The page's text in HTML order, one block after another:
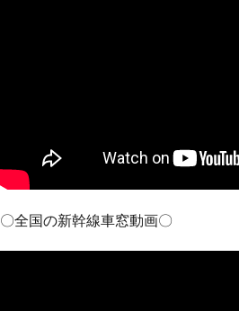
〇全国の新幹線車窓動画〇